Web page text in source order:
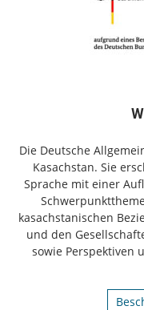
Die Deutsche
Kasachstan. Sie
Sprache mit einer
kasachstanischen
und den
sowie Perspektiven